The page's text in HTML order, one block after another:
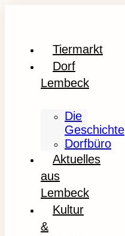
Tiermarkt
Dorf
Lembeck
Die
Geschichte
Dorfbüro
Aktuelles
aus
Lembeck
Kultur
&